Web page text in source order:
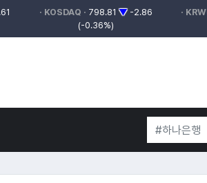
· KOSDAQ · 798.81▼ -2.86
(-0.36%)
·